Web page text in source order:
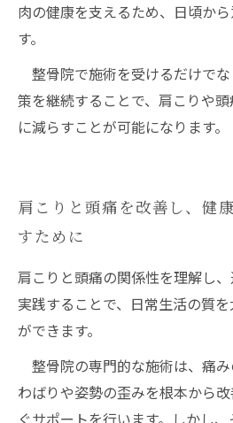
肉の健康を支えるため、日頃か
す。
整骨院で施術を受けるだけで
策を継続することで、肩こりや
に減らすことが可能になります。
肩こりと頭痛を改善し、健
すために
肩こりと頭痛の関係性を理解し
実践することで、日常生活の質
ができます。
整骨院の専門的な施術は、痛
わばりや姿勢の歪みを根本から
ぐサポートを行います。しかし